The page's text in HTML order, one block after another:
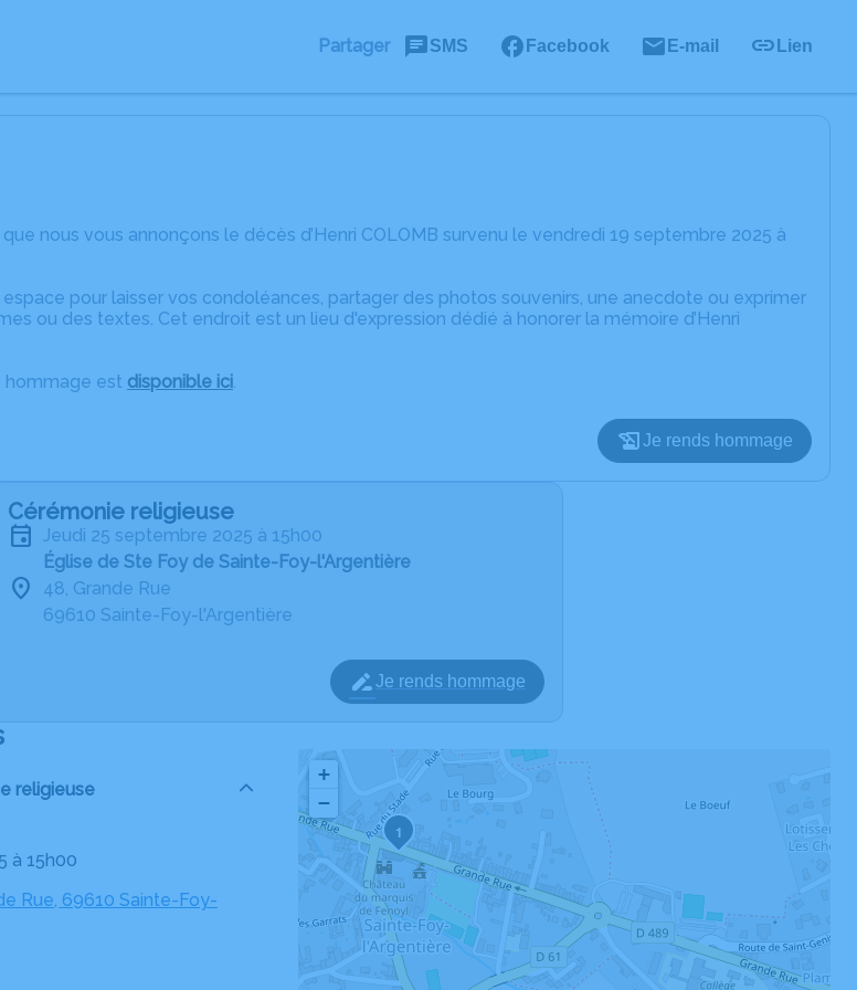
Partager SMS Facebook E-mail Lien
nous vous annonçons le décès d’Henri COLOMB survenu le vendredi 19 septembre 2025 à
pour laisser vos condoléances, partager des photos souvenirs, une anecdote ou exprimer
ou des textes. Cet endroit est un lieu d'expression dédié à honorer la mémoire d’Henri
hommage est disponible ici.
Je rends hommage
Cérémonie religieuse
jeudi 25 septembre 2025 à 15h00
Église de Ste Foy de Sainte-Foy-l'Argentière
48, Grande Rue
69610 Sainte-Foy-l'Argentière
Je rends hommage
religieuse
à 15h00
Rue, 69610 Sainte-Foy-
1
+
−